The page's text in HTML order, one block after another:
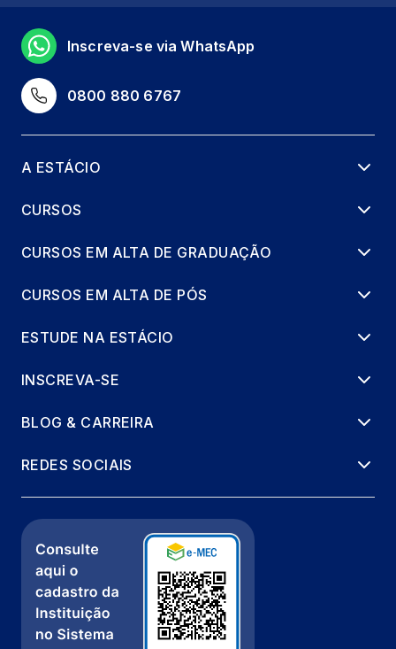
0800 880 6767
Inscreva-se via WhatsApp
A ESTÁCIO
CURSOS
CURSOS EM ALTA DE GRADUAÇÃO
CURSOS EM ALTA DE PÓS
ESTUDE NA ESTÁCIO
INSCREVA-SE
BLOG & CARREIRA
REDES SOCIAIS